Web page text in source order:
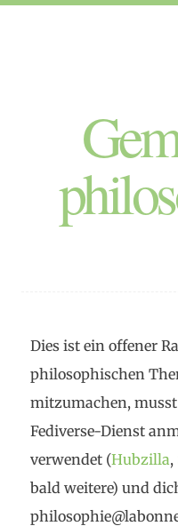
Dies ist ein offener
philosophischen
mitzumachen,
Fediverse-Dienst
verwendet (Hubzilla,
bald weitere) und